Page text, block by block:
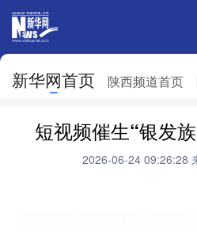
新华网首页 陕西频道首页
网站地
北京 天津
短视频催生“银发
2026-06-24 09:26:28